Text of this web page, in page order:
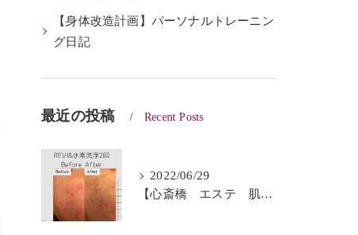
【身体改造計画】パーソナルトレーニン
グ日記
最近の投稿 Recent Posts
2022/06/29
【心斎橋 エステ 肌質改善】REVI＆ハイドロフェイシャルBeforeAfter